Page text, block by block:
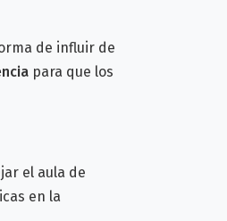
de influir de
para que los
el aula de
en la